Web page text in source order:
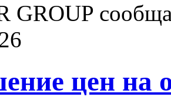
GROUP
цен на